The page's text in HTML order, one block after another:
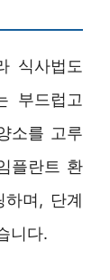
식사법도
부드럽고
소를 고루
플란트 환
며, 단계
니다.